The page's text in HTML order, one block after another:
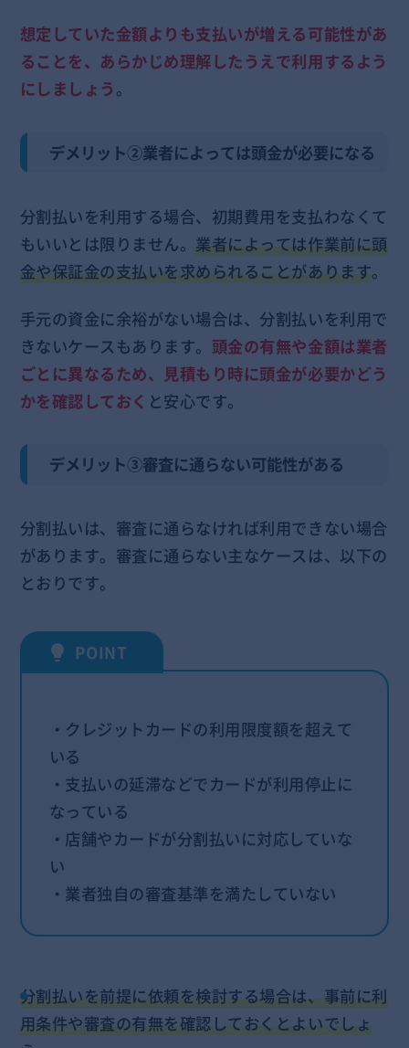
想定していた金額よりも支払いが増える可能性があ
ることを、あらかじめ理解したうえで利用するよう
にしましょう。
デメリット②業者によっては頭金が必要になる
分割払いを利用する場合、初期費用を支払わなくて
もいいとは限りません。業者によっては作業前に頭
金や保証金の支払いを求められることがあります。
手元の資金に余裕がない場合は、分割払いを利用で
きないケースもあります。 頭金の有無や金額は業者
ごとに異なるため、見積もり時に頭金が必要かどう
かを確認しておく と安心です。
デメリット③審査に通らない可能性がある
分割払いは、審査に通らなければ利用できない場合
があります。審査に通らない主なケースは、以下の
とおりです。
・クレジットカードの利用限度額を超えて
いる
・支払いの延滞などでカードが利用停止に
なっている
・店舗やカードが分割払いに対応していな
い
・業者独自の審査基準を満たしていない
分割払いを前提に依頼を検討する場合は、事前に利
用条件や審査の有無を確認しておくとよいでしょ